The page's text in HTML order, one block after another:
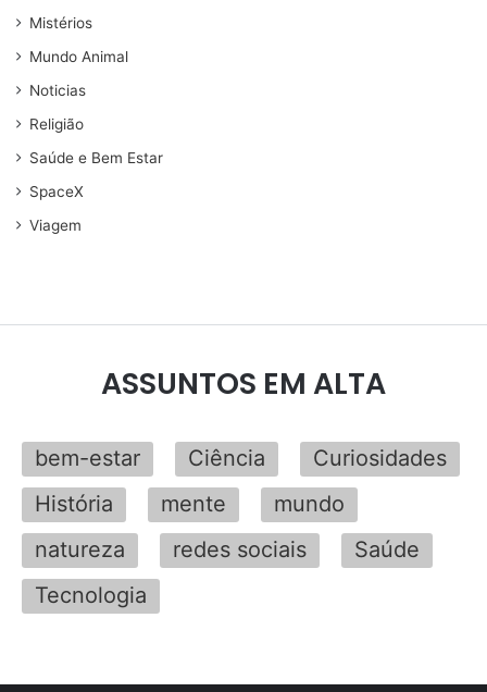
Mistérios
Mundo Animal
Noticias
Religião
Saúde e Bem Estar
SpaceX
Viagem
ASSUNTOS EM ALTA
bem-estar Ciência
Curiosidades
História
mente
mundo
natureza
redes sociais
Saúde
Tecnologia